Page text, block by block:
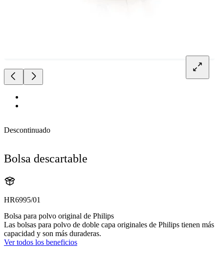
Descontinuado
Bolsa descartable
HR6995/01
Bolsa para polvo original de Philips
Las bolsas para polvo de doble capa originales de Philips tienen más
capacidad y son más duraderas.
Ver todos los beneficios